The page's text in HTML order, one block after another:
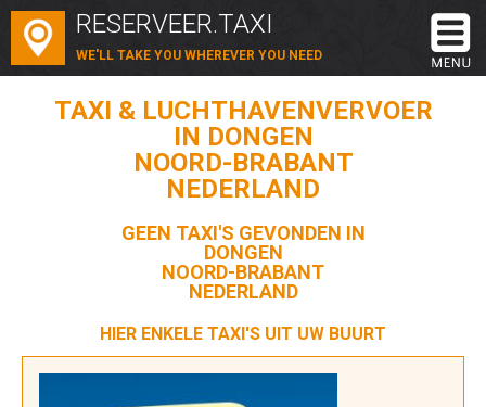
RESERVEER.TAXI
WE'LL TAKE YOU WHEREVER YOU NEED
TAXI & LUCHTHAVENVERVOER
IN DONGEN
NOORD-BRABANT
NEDERLAND
GEEN TAXI'S GEVONDEN IN
DONGEN
NOORD-BRABANT
NEDERLAND
HIER ENKELE TAXI'S UIT UW BUURT